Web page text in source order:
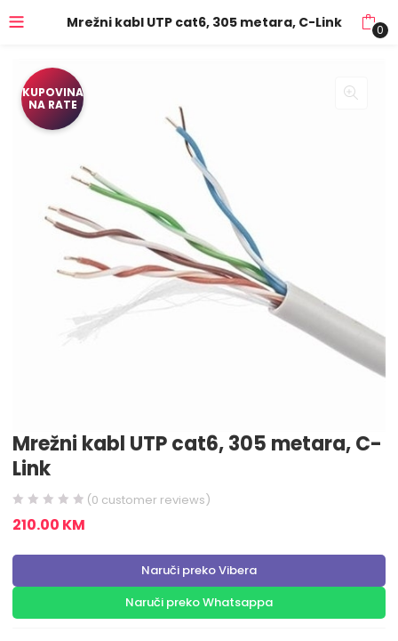
Mrežni kabl UTP cat6, 305 metara, C-Link 0
KUPOVINA
NA RATE
Mrežni kabl UTP cat6, 305 metara, C-
Link
(0 customer reviews)
210.00 KM
Naruči preko Vibera
Naruči preko Whatsappa